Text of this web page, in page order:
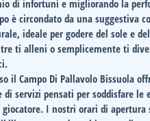
di infortuni e migliorando la
è circondato da una suggestiva
ideale per godere del sole e
ti alleni o semplicemente ti
il Campo Di Pallavolo Bissuola
diservizi pensati per soddisfare le
. I nostri orari di apertura